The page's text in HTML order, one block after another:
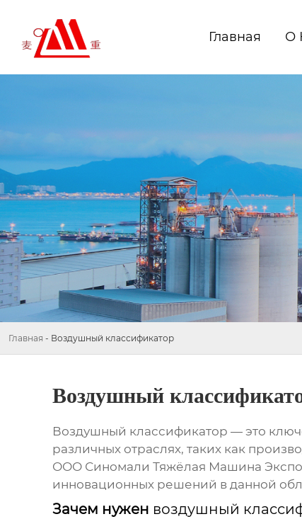
Главная О
Главная - Воздушный классификатор
Воздушный
Воздушный классификатор — это
различных отраслях, таких как
ООО Синомали Тяжёлая Машина
инновационных решений в данной
Зачем нужен воздушный